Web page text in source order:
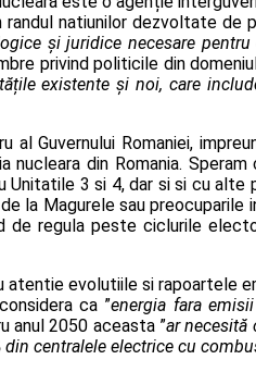
natiunilor dezvoltate de
și juridice necesare
privind politicile din
existente și noi, care
al Guvernului Romaniei,
nucleara din Romania.
Unitatile 3 si 4, dar si si cu
la Magurele sau
de regula peste ciclurile
atentie evolutiile si rapoartele
ca ”energia fara
anul 2050 aceasta ”ar necesită
din centralele electrice cu